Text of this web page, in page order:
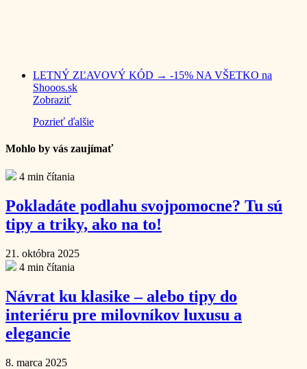
LETNÝ ZĽAVOVÝ KÓD → -15% NA VŠETKO na
Shooos.sk
Zobraziť
Pozrieť ďalšie
Mohlo by vás zaujímať
4 min čítania
Pokladáte podlahu svojpomocne? Tu sú
tipy a triky, ako na to!
21. októbra 2025
4 min čítania
Návrat ku klasike – alebo tipy do
interiéru pre milovníkov luxusu a
elegancie
8. marca 2025